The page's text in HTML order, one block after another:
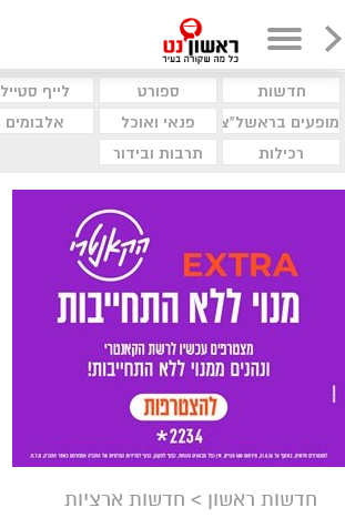
חדשות ספורט לייף סטייל
מופעים בראשל"צ
פנאי ואוכל אלבומים
רכילות
תרבות ובידור
חדשות ראשון > חדשות ארציות